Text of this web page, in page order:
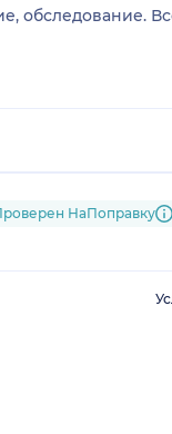
НаПоправку